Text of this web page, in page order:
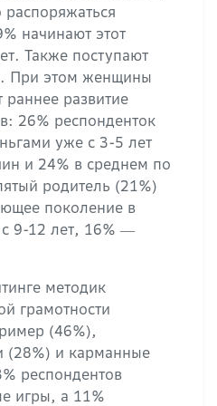
распоряжаться
начинают этот
Также поступают
При этом женщины
развитие
26% респонденток
уже с 3-5 лет
и 24% в среднем по
родитель (21%)
поколение в
9-12 лет, 16% ―
методик
грамотности
(46%),
(28%) и карманные
респондентов
игры, а 11%